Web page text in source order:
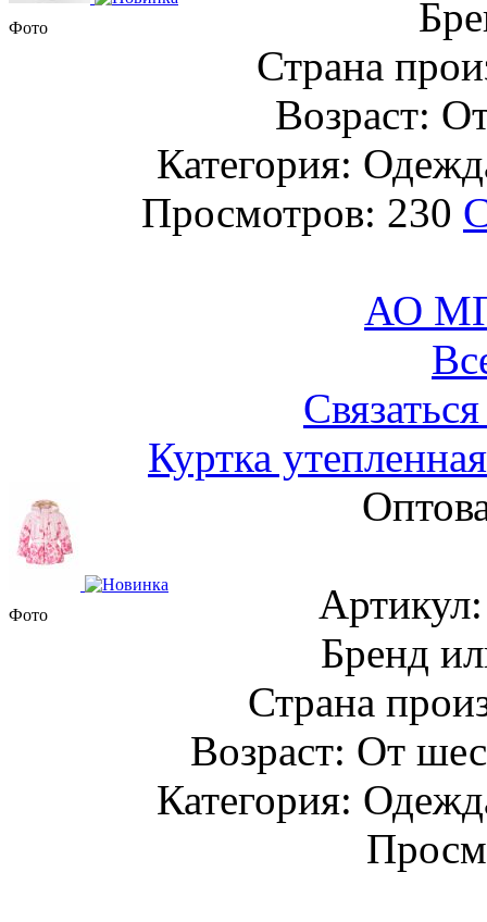
Фото
Страна
Возраст:
Категория:
Просмотров: 230
АО
Куртка
Фото
Бренд
Страна
Возраст: От
Категория: